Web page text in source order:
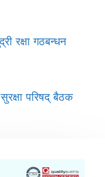
रक्षा गठबन्धन
परिषद् बैठक